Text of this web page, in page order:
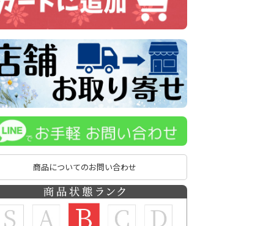
商品についてのお問い合わせ